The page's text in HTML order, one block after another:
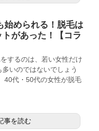
始められる！脱毛は
があった！【コラ
するのは、若い女性だけ
いのではないでしょう
40代・50代の女性が脱毛
事を読む